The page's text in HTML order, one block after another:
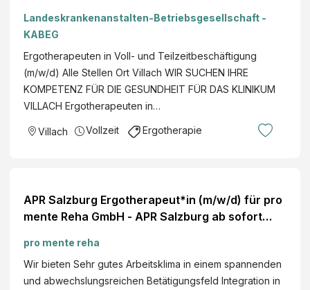
Landeskrankenanstalten-Betriebsgesellschaft -
KABEG
Ergotherapeuten in Voll- und Teilzeitbeschäftigung
(m/w/d) Alle Stellen Ort Villach WIR SUCHEN IHRE
KOMPETENZ FÜR DIE GESUNDHEIT FÜR DAS KLINIKUM
VILLACH Ergotherapeuten in…
Villach Vollzeit Ergotherapie
APR Salzburg Ergotherapeut*in (m/w/d) für pro
mente Reha GmbH - APR Salzburg ab sofort
Karenzvertretung bis voraussichtlich…
pro mente reha
Wir bieten Sehr gutes Arbeitsklima in einem spannenden
und abwechslungsreichen Betätigungsfeld Integration in